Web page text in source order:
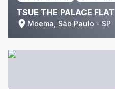
TSUE THE PALACE FLAT
Moema, São Paulo - SP